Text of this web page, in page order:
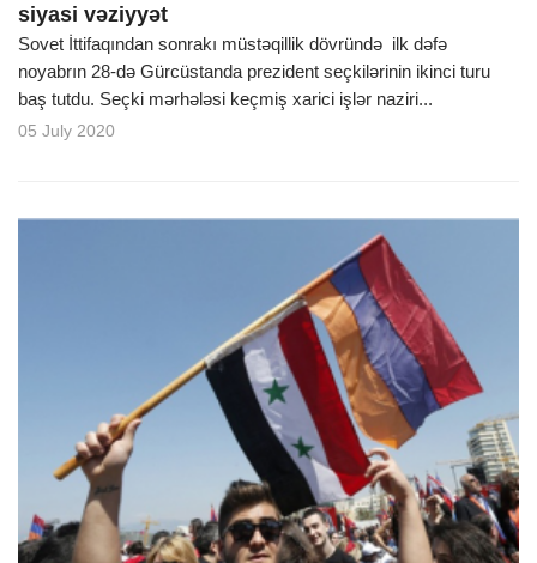
siyasi vəziyyət
Sovet İttifaqından sonrakı müstəqillik dövründə ilk dəfə
noyabrın 28-də Gürcüstanda prezident seçkilərinin ikinci turu
baş tutdu. Seçki mərhələsi keçmiş xarici işlər naziri...
05 July 2020